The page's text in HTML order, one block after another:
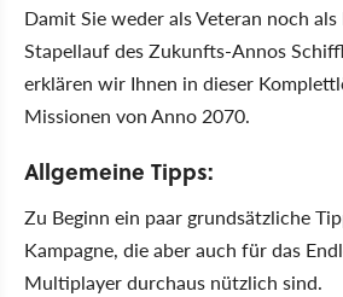
Damit Sie weder als Veteran noch
Stapellauf des Zukunfts-Annos
erklären wir Ihnen in dieser
Missionen von Anno 2070.
Allgemeine Tipps:
Zu Beginn ein paar grundsätzliche
Kampagne, die aber auch für das
Multiplayer durchaus nützlich sind.